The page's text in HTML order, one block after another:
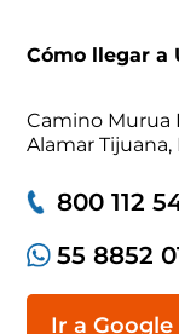
Cómo llegar a
Camino Murua
Alamar Tijuana,
800 112
55 8852
Ir a Google